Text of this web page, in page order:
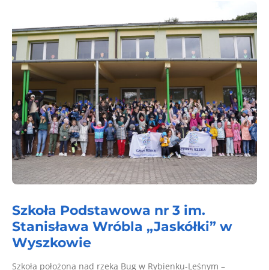
Szkoła Podstawowa nr 3 im.
Stanisława Wróbla „Jaskółki” w
Wyszkowie
Szkoła położona nad rzeką Bug w Rybienku-Leśnym –